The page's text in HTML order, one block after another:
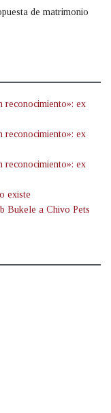
de matrimonio
reconocimiento»: ex
reconocimiento»: ex
reconocimiento»: ex
existe
Bukele a Chivo Pets